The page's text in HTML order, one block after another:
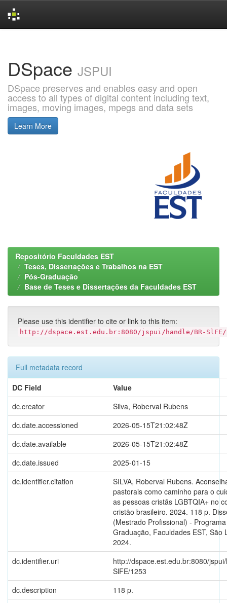
DSpace JSPUI
DSpace preserves and enables easy and open
access to all types of digital content including text,
images, moving images, mpegs and data sets
Learn More
Repositório Faculdades EST
Teses, Dissertações e Trabalhos na EST
Pós-Graduação
Base de Teses e Dissertações da Faculdades EST
Please use this identifier to cite or link to this item:
http://dspace.est.edu.br:8080/jspui/handle/BR-SlFE/
Full metadata record
DC Field
Value
dc.creator
Silva, Roberval Rubens
dc.date.accessioned
2026-05-15T21:02:48Z
dc.date.available
2026-05-15T21:02:48Z
dc.date.issued
2025-01-15
dc.identifier.citation
SILVA, Roberval Rubens.
pastorais como caminho para o
as pessoas cristãs LGBTQIA+ no
cristão brasileiro. 2024. 118 p.
(Mestrado Profissional) -
Graduação, Faculdades EST, São
2024.
dc.identifier.uri
http://dspace.est.edu.br:8080/
SlFE/1253
dc.description
118 p.